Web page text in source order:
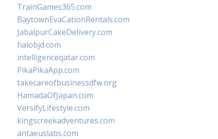
TrainGames365.com
BaytownEvaCationRentals.com
JabalpurCakeDelivery.com
halobjd.com
intelligenceqatar.com
PikaPikaApp.com
takecareofbusinessdfw.org
HamadaOfJapan.com
VersifyLifestyle.com
kingscreekadventures.com
antaeuslabs.com